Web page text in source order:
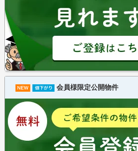
会員様限定公開物件